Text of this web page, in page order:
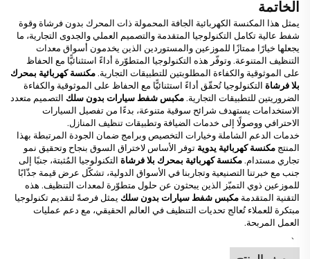
الخاتمة
يمثل هذا المكنسة الكهربائية الجافة المحمولة ذات المحرك بدون فرشاة وقوة
شفط عالية تكامل التكنولوجيا المتقدمة والتصميم العملي والجدوى التجارية، ما
يجعلها خيارًا ممتازًا للموزعين والمستوردين الذين يخدمون أسواق معدات
التنظيف المتنوعة. وتوفّر هذه التكنولوجيا المتطوّرة أداءً استثنائيًّا مع الحفاظ
على الموثوقية والكفاءة المطلوبتين للتطبيقات التجارية. مكنسة كهربائية بمحرك
بلا فرشاة التكنولوجيا تُحقّق أداءً استثنائيًّا مع الحفاظ على الموثوقية والكفاءة
الضروريتين للتطبيقات التجارية. مكبس شفط سيارات بدون سلك التصميم متعدد
الاستخدامات يستهدف شرائح سوقية متنوعة، بدءًا من تفصيل السيارات
الاحترافي ووصولًا إلى خدمات الضيافة وتطبيقات تنظيف المنازل.
خدمات الدعم الشاملة وخيارات التخصيص وبرامج ضمان الجودة المرتبطة بهذا
المنتج مكنسة كهربائية يدوية توفر الأساس لاختراق السوق بنجاح وتحقيق نمو
تجاري مستدام. مكنسة كهربائية بمحرك بلا فرشاة التكنولوجيا المُثبتة، جنبًا إلى
جنب مع خبرتنا التصنيعية وتجاربنا في الأسواق الدولية، تشكّل عرض قيمة جذّابًا
للموزعين ذوي التميّز الذين يبحثون عن حلول متطوّرة لمعدات التنظيف. هذه
التقنية المتقدمة مكبس شفط سيارات بدون سلك يمثل فرصةً لتقديم تكنولوجيا
مبتكرة للعملاء تُعالج تحديات التنظيف في العالم الحقيقي، مع دعم عمليات
العمل المربحة.